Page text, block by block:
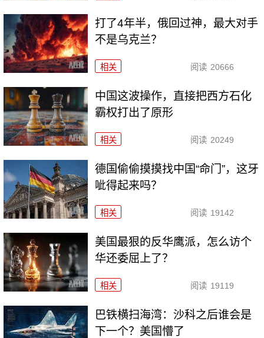
打了4年半，俄回过神，最大对手
不是乌克兰？
相关 阅读 20666
中国这波操作，直接把西方石化
霸权打出了原形
相关 阅读 20249
德国偷偷摸摸找中国“命门”，这牙
呲得起来吗？
相关 阅读 19142
美国最狠的反华鹰派，怎么访个
华还委屈上了？
相关 阅读 19119
巴铁横扫海湾：沙科之后谁会是
下一个？美国懵了